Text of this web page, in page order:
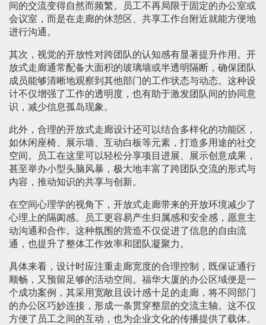
间的交流变得自然而频繁。员工不再局限于固定的办公室或
会议室，而是在走廊的休憩区、共享工作台附近就能方便地
进行沟通。
其次，视觉的开放性对跨团队的认知感有显著提升作用。开
放式走廊通常配备大面积的玻璃墙或半透明隔断，确保团队
成员能够清晰地观察到其他部门的工作状态与动态。这种设
计不仅增强了工作的透明度，也有助于激发团队间的协同意
识，减少信息孤岛现象。
此外，合理的开放式走廊设计还可以结合多样化的功能区，
如休闲座椅、展示墙、互动白板等元素，打造多用途的社交
空间。员工在这里可以轻松分享项目进展、展示创意成果，
甚至举办小型头脑风暴，极大地丰富了跨团队交流的形式与
内容，推动知识的共享与创新。
在空间心理学的视角下，开放式走廊带来的开放环境减少了
心理上的隔阂感。员工更容易产生归属感和安全感，愿意主
动沟通和合作。这种氛围的营造不仅促进了信息的自由流
通，也提升了整体工作效率和团队凝聚力。
具体来看，设计时应注重走廊宽度的合理控制，既保证通行
顺畅，又预留足够的活动空间。福华大厦的办公区域便是一
个成功案例，其采用宽敞且设计感十足的走廊，将不同部门
的办公区巧妙连接，形成一条贯穿整层的交流主轴。这不仅
方便了员工之间的互动，也为企业文化的传播提供了载体。